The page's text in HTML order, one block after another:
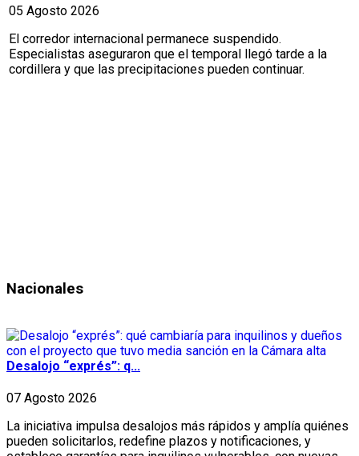
05 Agosto 2026
El corredor internacional permanece suspendido.
Especialistas aseguraron que el temporal llegó tarde a la
cordillera y que las precipitaciones pueden continuar.
Nacionales
Desalojo “exprés”: q...
07 Agosto 2026
La iniciativa impulsa desalojos más rápidos y amplía quiénes
pueden solicitarlos, redefine plazos y notificaciones, y